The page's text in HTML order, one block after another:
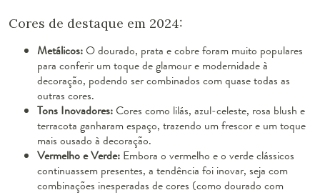
Cores de destaque em 2024:
Metálicos:O dourado, prata e cobre foram muito populares
para conferir um toque de glamour e modernidade à
decoração, podendo ser combinados com quase todas as
outras cores.
Tons Inovadores:Cores como lilás, azul-celeste, rosa blush e
terracota ganharam espaço, trazendo um frescor e um toque
mais ousado à decoração.
Vermelho e Verde: Embora o vermelho e o verde clássicos
continuassem presentes, a tendência foi inovar, seja com
combinações inesperadas de cores (como dourado com